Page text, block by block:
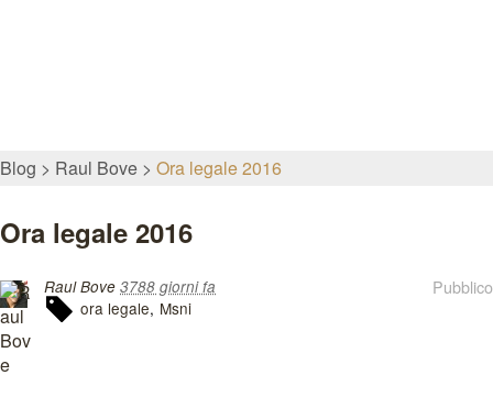
Blog Raul Bove Ora legale 2016
Ora legale 2016
Pubblico
Raul Bove 3788 giorni fa
ora legale Msni